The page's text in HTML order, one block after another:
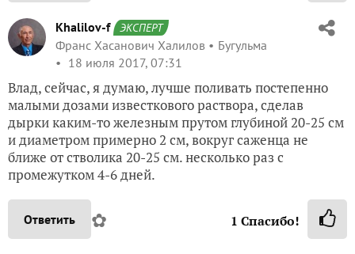
Khalilov-f ЭКСПЕРТ
Франс Хасанович Халилов
Бугульма
18 июля 2017, 07:31
Влад, сейчас, я думаю, лучше поливать постепенно
малыми дозами известкового раствора, сделав
дырки каким-то железным прутом глубиной 20-25 см
и диаметром примерно 2 см, вокруг саженца не
ближе от стволика 20-25 см. несколько раз с
промежутком 4-6 дней.
Ответить ✿ 1 Спасибо!